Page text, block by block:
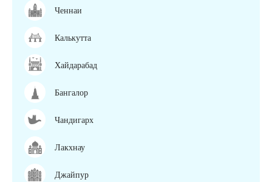
Ченнаи
Калькутта
Хайдарабад
Бангалор
Чандигарх
Лакхнау
Джайпур